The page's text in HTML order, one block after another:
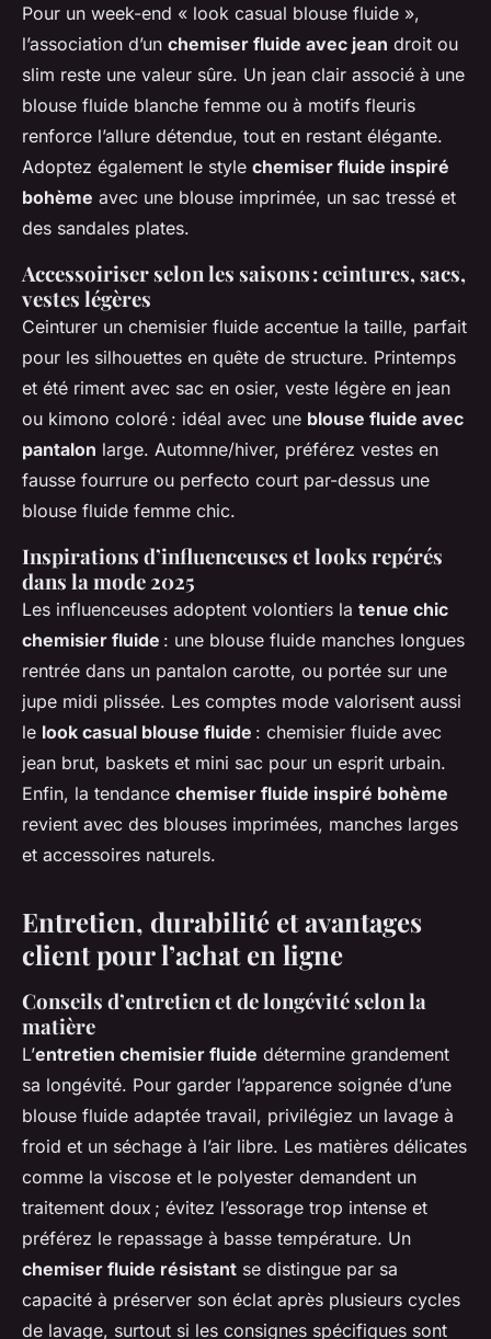
Pour un week-end « look casual blouse fluide »,
l’association d’un chemiser fluide avec jean droit ou
slim reste une valeur sûre. Un jean clair associé à une
blouse fluide blanche femme ou à motifs fleuris
renforce l’allure détendue, tout en restant élégante.
Adoptez également le style chemiser fluide inspiré
bohème avec une blouse imprimée, un sac tressé et
des sandales plates.
Accessoiriser selon les saisons : ceintures, sacs,
vestes légères
Ceinturer un chemisier fluide accentue la taille, parfait
pour les silhouettes en quête de structure. Printemps
et été riment avec sac en osier, veste légère en jean
ou kimono coloré : idéal avec une blouse fluide avec
pantalon large. Automne/hiver, préférez vestes en
fausse fourrure ou perfecto court par-dessus une
blouse fluide femme chic.
Inspirations d’influenceuses et looks repérés
dans la mode 2025
Les influenceuses adoptent volontiers la tenue chic
chemisier fluide : une blouse fluide manches longues
rentrée dans un pantalon carotte, ou portée sur une
jupe midi plissée. Les comptes mode valorisent aussi
le look casual blouse fluide : chemisier fluide avec
jean brut, baskets et mini sac pour un esprit urbain.
Enfin, la tendance chemiser fluide inspiré bohème
revient avec des blouses imprimées, manches larges
et accessoires naturels.
Entretien, durabilité et avantages
client pour l’achat en ligne
Conseils d’entretien et de longévité selon la
matière
L’entretien chemisier fluide détermine grandement
sa longévité. Pour garder l’apparence soignée d’une
blouse fluide adaptée travail, privilégiez un lavage à
froid et un séchage à l’air libre. Les matières délicates
comme la viscose et le polyester demandent un
traitement doux ; évitez l’essorage trop intense et
préférez le repassage à basse température. Un
chemiser fluide résistant se distingue par sa
capacité à préserver son éclat après plusieurs cycles
de lavage, surtout si les consignes spécifiques sont